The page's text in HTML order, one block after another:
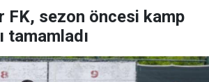
FK, sezon öncesi kamp
tamamladı